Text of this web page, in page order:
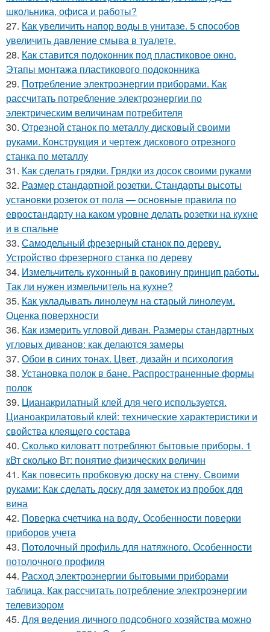
школьника, офиса и работы?
27. Как увеличить напор воды в унитазе. 5 способов
увеличить давление смыва в туалете.
28. Как ставится подоконник под пластиковое окно.
Этапы монтажа пластикового подоконника
29. Потребление электроэнергии приборами. Как
рассчитать потребление электроэнергии по
электрическим величинам потребителя
30. Отрезной станок по металлу дисковый своими
руками. Конструкция и чертеж дискового отрезного
станка по металлу
31. Как сделать грядки. Грядки из досок своими руками
32. Размер стандартной розетки. Стандарты высоты
установки розеток от пола — основные правила по
евростандарту на каком уровне делать розетки на кухне
и в спальне
33. Самодельный фрезерный станок по дереву.
Устройство фрезерного станка по дереву
34. Измельчитель кухонный в раковину принцип работы.
Так ли нужен измельчитель на кухне?
35. Как укладывать линолеум на старый линолеум.
Оценка поверхности
36. Как измерить угловой диван. Размеры стандартных
угловых диванов: как делаются замеры
37. Обои в синих тонах. Цвет, дизайн и психология
38. Установка полок в бане. Распространенные формы
полок
39. Цианакрилатный клей для чего используется.
Цианоакрилатовый клей: технические характеристики и
свойства клеящего состава
40. Сколько киловатт потребляют бытовые приборы. 1
кВт сколько Вт: понятие физических величин
41. Как повесить пробковую доску на стену. Своими
руками: Как сделать доску для заметок из пробок для
вина
42. Поверка счетчика на воду. Особенности поверки
приборов учета
43. Потолочный профиль для натяжного. Особенности
потолочного профиля
44. Расход электроэнергии бытовыми приборами
таблица. Как рассчитать потребление электроэнергии
телевизором
45. Для ведения личного подсобного хозяйства можно